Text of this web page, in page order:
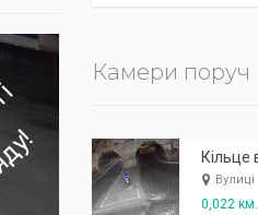
Камери поруч
Вулиці
0,022 км.